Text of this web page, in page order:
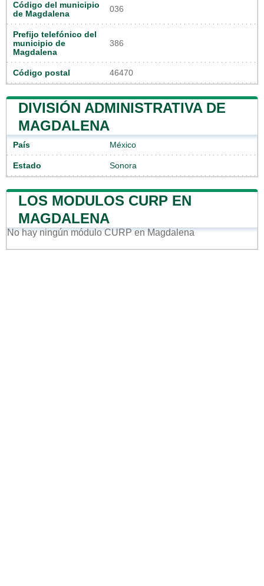
Código del municipio
de Magdalena
036
Prefijo telefónico del
municipio de
Magdalena
386
Código postal 46470
DIVISIÓN ADMINISTRATIVA DE
MAGDALENA
País México
Estado Sonora
LOS MODULOS CURP EN
MAGDALENA
No hay ningún módulo CURP en Magdalena